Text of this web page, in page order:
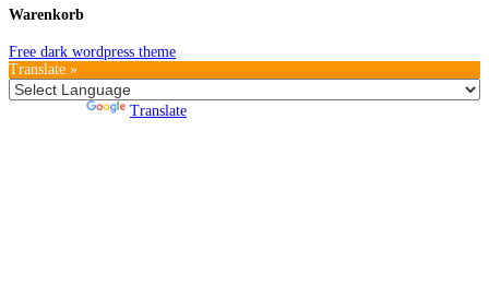
Warenkorb
Free dark wordpress theme
Translate »
Translate